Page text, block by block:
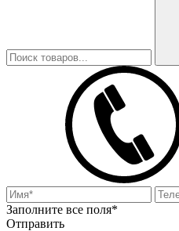
Заполните все поля*
Отправить